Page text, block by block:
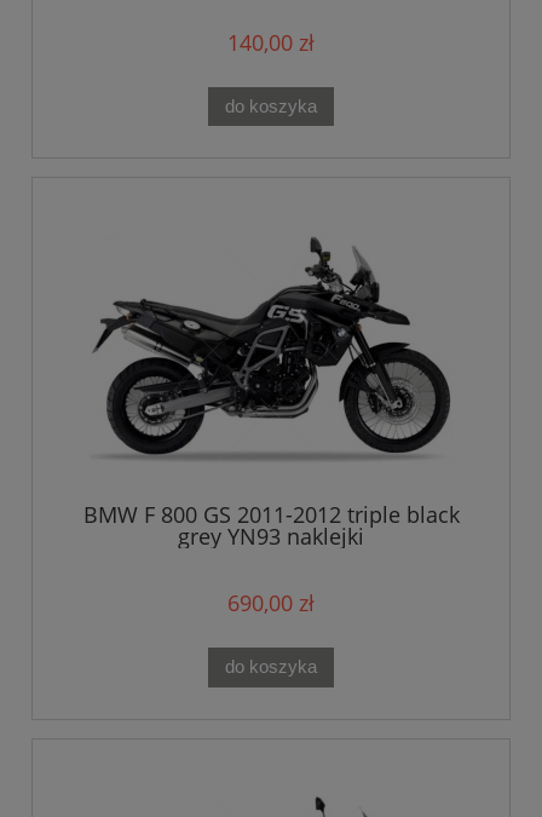
140,00 zł
do koszyka
BMW F 800 GS 2011-2012 triple black
grey YN93 naklejki
690,00 zł
do koszyka